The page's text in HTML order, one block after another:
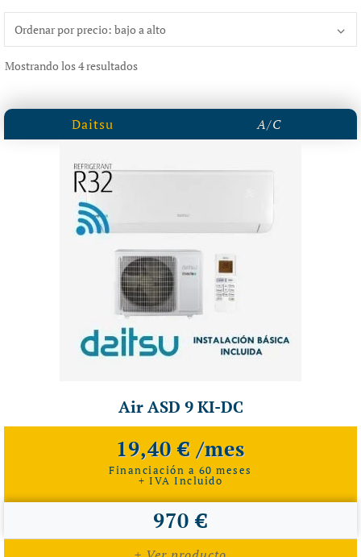
Mostrando los 4 resultadosOrdenado
precio:
Daitsu A/C
Air ASD 9 KI-DC
19,40 € /mes
Financiación a 60 meses
+ IVA Incluido
970 €